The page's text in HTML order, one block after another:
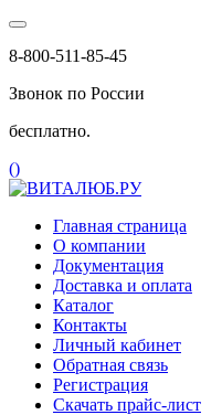
8-800-511-85-45
Звонок по России
бесплатно.
()
Главная страница
О компании
Документация
Доставка и оплата
Каталог
Контакты
Личный кабинет
Обратная связь
Регистрация
Скачать прайс-лист